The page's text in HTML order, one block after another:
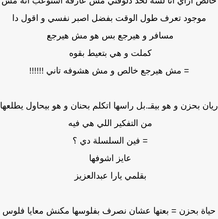
موجود تعرف طول الوقت بفضل اصبر نفسي و اقول دا
مسافر و هيرجع بس هو مش هيرجع
كملت و هي بتعيط بقوه
= مش هيرجع خالص و مش هشوفه تاني !!!!!!
بحزن و هو بيقـ.بل راسها اتكلم بحنان و هو بيحاول يطلعها
من التفكير اللي هي فيه
= فين السلسلة دي ؟
عايز اشوفها
بقلمي يارا عبدالعزيز
بحزن = بعتها عشان نصرف بفلوسها مكنش معايا فلوس